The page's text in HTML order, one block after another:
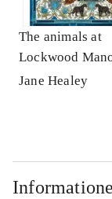
The animals at
Lockwood
Jane Healey